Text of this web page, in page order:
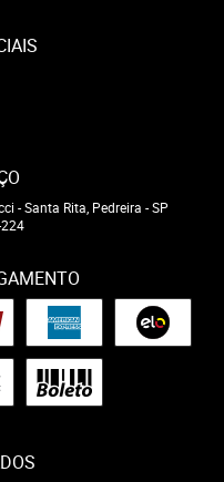
-Santa Rita, Pedreira -SP